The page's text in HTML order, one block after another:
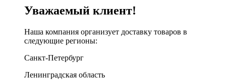
Уважаемый клиент!
Наша компания организует доставку товаров в
следующие регионы:
Санкт-Петербург
Ленинградская область